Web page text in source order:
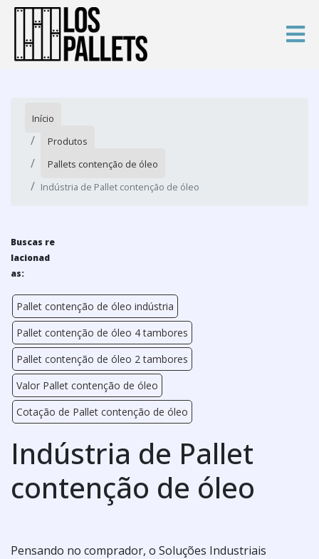
Início
Produtos
Pallets contenção de óleo
Indústria de Pallet contenção de óleo
Buscas re
lacionad
as:
Pallet contenção de óleo indústria
Pallet contenção de óleo 4 tambores
Pallet contenção de óleo 2 tambores
Valor Pallet contenção de óleo
Cotação de Pallet contenção de óleo
Indústria de Pallet
contenção de óleo
Pensando no comprador, o Soluções Industriais